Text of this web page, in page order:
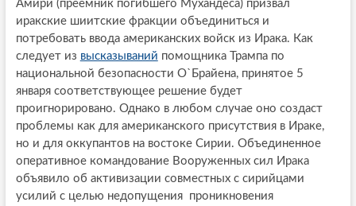
Амири (преемник погибшего Мухандеса) призвал
иракские шиитские фракции объединиться и
потребовать ввода американских войск из Ирака. Как
следует из высказываний помощника Трампа по
национальной безопасности О`Брайена, принятое 5
января соответствующее решение будет
проигнорировано. Однако в любом случае оно создаст
проблемы как для американского присутствия в Ираке,
но и для оккупантов на востоке Сирии. Объединенное
оперативное командование Вооруженных сил Ирака
объявило об активизации совместных с сирийцами
усилий с целью недопущения проникновения